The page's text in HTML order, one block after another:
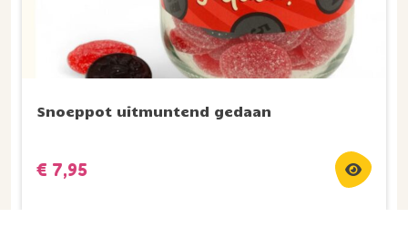
Snoeppot uitmuntend gedaan
€ 7,95